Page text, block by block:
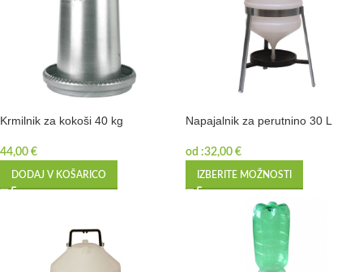
Krmilnik za kokoši 40 kg
44,00 €
DODAJ V KOŠARICO
Napajalnik za perutnino 30 L
od :32,00 €
IZBERITE MOŽNOSTI